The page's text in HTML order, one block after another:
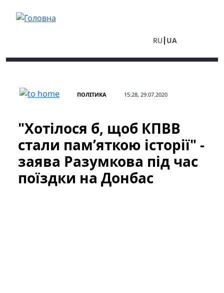
RU UA
ПОЛІТИКА 15:28, 29.07.2020
"Хотілося б, щоб КПВВ
стали пам’яткою історії" -
заява Разумкова під час
поїздки на Донбас